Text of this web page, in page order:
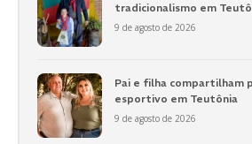
tradicionalismo em
9 de agosto de 2026
Pai e filha compartilham
esportivo em Teutônia
9 de agosto de 2026